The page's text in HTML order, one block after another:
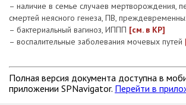
– наличие в семье случаев мертворождения,
смертей неясного генеза, ПВ,
– бактериальный вагиноз, ИППП [см. в КР]
– воспалительные заболевания мочевых путей
Полная версия документа доступна в
приложении SPNavigator. Перейти в